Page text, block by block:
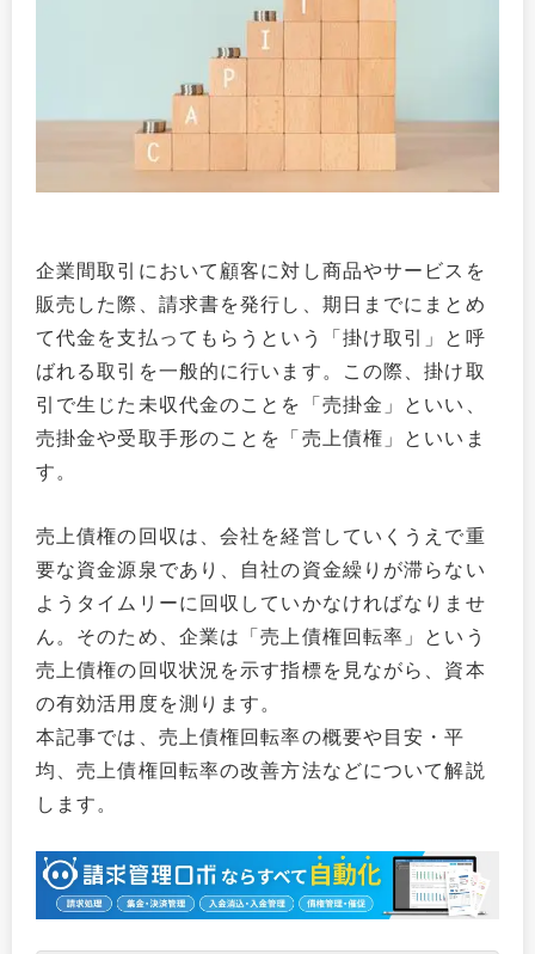
企業間取引において顧客に対し商品やサービスを
販売した際、請求書を発行し、期日までにまとめ
て代金を支払ってもらうという「掛け取引」と呼
ばれる取引を一般的に行います。この際、掛け取
引で生じた未収代金のことを「売掛金」といい、
売掛金や受取手形のことを「売上債権」といいま
す。
売上債権の回収は、会社を経営していくうえで重
要な資金源泉であり、自社の資金繰りが滞らない
ようタイムリーに回収していかなければなりませ
ん。そのため、企業は「売上債権回転率」という
売上債権の回収状況を示す指標を見ながら、資本
の有効活用度を測ります。
本記事では、売上債権回転率の概要や目安・平
均、売上債権回転率の改善方法などについて解説
します。